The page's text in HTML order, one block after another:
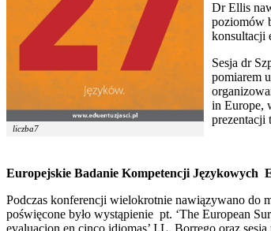
liczba7
Dr Ellis
poziomów
konsultacji
Sesja dr
pomiarem
in Europe,
prezentacji
Europejskie Badanie Kompetencji Językowych
Podczas konferencji wielokrotnie nawiązywano do
poświęcone było wystąpienie pt. ‘The European